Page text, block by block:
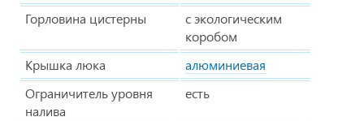
Горловина цистерны
с экологическим
коробом
Крышка люка
алюминиевая
Ограничитель уровня
налива
есть